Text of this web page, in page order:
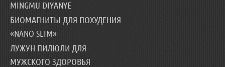
MINGMU DIYANYE
БИОМАГНИТЫ ДЛЯ ПОХУДЕНИЯ
«NANO SLIM»
ЛУЖУН ПИЛЮЛИ ДЛЯ
МУЖСКОГО ЗДОРОВЬЯ